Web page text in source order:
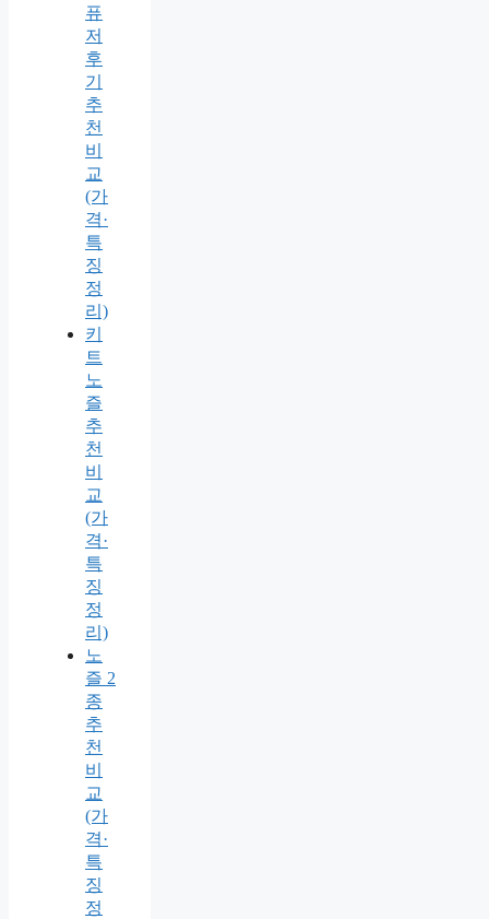
퓨
저
후
기
추
천
비
교
(가
격·
특
징
정
리)
키
트
노
즐
추
천
비
교
(가
격·
특
징
정
리)
노
즐 2
종
추
천
비
교
(가
격·
특
징
정